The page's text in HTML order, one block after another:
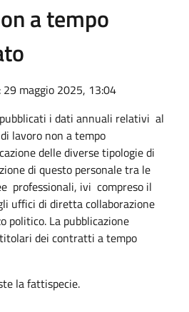
a tempo
: 29 maggio 2025, 13:04
i dati annuali relativi al
lavoro non a tempo
delle diverse tipologie di
di questo personale tra le
professionali, ivi compreso il
uffici di diretta collaborazione
politico. La pubblicazione
dei contratti a tempo
la fattispecie.